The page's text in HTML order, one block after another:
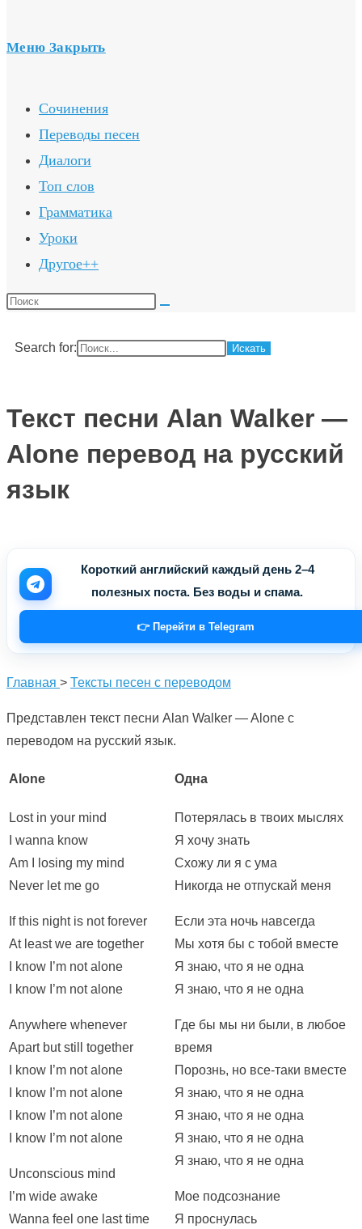
Меню Закрыть
Сочинения
Переводы песен
Диалоги
Топ слов
Грамматика
Уроки
Другое++
Поиск
сайте
Search for:
Текст песни Alan Walker —
Alone перевод на русский
язык
Короткий английский каждый день 2–4
полезных поста. Без воды и спама.
👉 Перейти в Telegram
Главная > Тексты песен с переводом
Представлен текст песни Alan Walker — Alone с
переводом на русский язык.
Alone Одна
Lost in your mind
I wanna know
Am I losing my mind
Never let me go
If this night is not forever
At least we are together
I know I’m not alone
I know I’m not alone
Anywhere whenever
Apart but still together
I know I’m not alone
I know I’m not alone
I know I’m not alone
I know I’m not alone
Unconscious mind
I’m wide awake
Wanna feel one last time
Потерялась в твоих мыслях
Я хочу знать
Схожу ли я с ума
Никогда не отпускай меня
Если эта ночь навсегда
Мы хотя бы с тобой вместе
Я знаю, что я не одна
Я знаю, что я не одна
Где бы мы ни были, в любое
время
Порознь, но все-таки вместе
Я знаю, что я не одна
Я знаю, что я не одна
Я знаю, что я не одна
Я знаю, что я не одна
Мое подсознание
Я проснулась